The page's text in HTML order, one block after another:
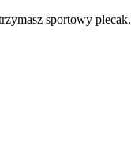
sportowy plecak.